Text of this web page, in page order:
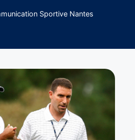
Sportive Nantes